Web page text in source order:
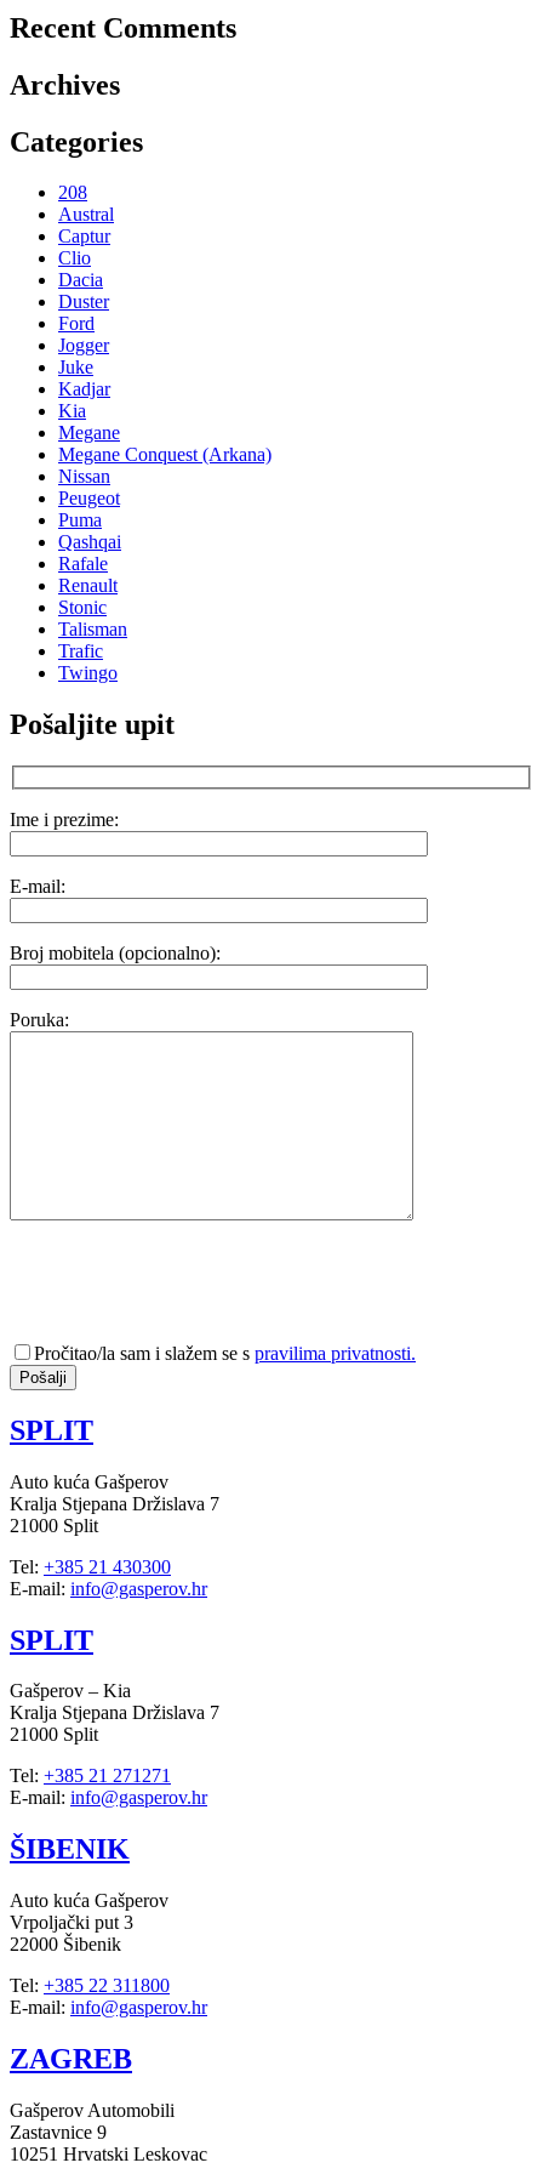
Recent Comments
Archives
Categories
208
Austral
Captur
Clio
Dacia
Duster
Ford
Jogger
Juke
Kadjar
Kia
Megane
Megane Conquest (Arkana)
Nissan
Peugeot
Puma
Qashqai
Rafale
Renault
Stonic
Talisman
Trafic
Twingo
Pošaljite upit
Ime i prezime:
E-mail:
Broj mobitela (opcionalno):
Poruka:
Pročitao/la sam i slažem se s pravilima privatnosti.
SPLIT
Auto kuća Gašperov
Kralja Stjepana Držislava 7
21000 Split
Tel: +385 21 430300
E-mail: info@gasperov.hr
SPLIT
Gašperov – Kia
Kralja Stjepana Držislava 7
21000 Split
Tel: +385 21 271271
E-mail: info@gasperov.hr
ŠIBENIK
Auto kuća Gašperov
Vrpoljački put 3
22000 Šibenik
Tel: +385 22 311800
E-mail: info@gasperov.hr
ZAGREB
Gašperov Automobili
Zastavnice 9
10251 Hrvatski Leskovac